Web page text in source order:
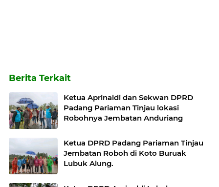
Berita Terkait
Ketua Aprinaldi dan Sekwan DPRD
Padang Pariaman Tinjau lokasi
Robohnya Jembatan Anduriang
Ketua DPRD Padang Pariaman Tinjau
Jembatan Roboh di Koto Buruak
Lubuk Alung.